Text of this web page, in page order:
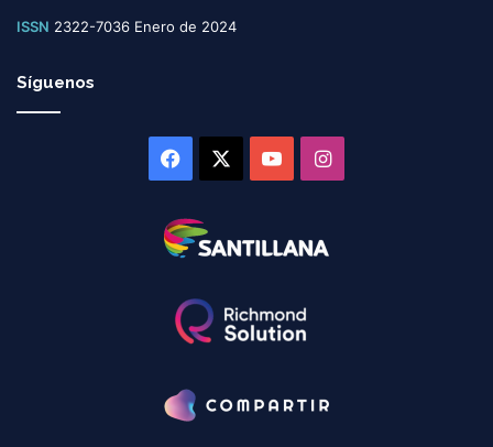
ISSN 2322-7036 Enero de 2024
Síguenos
Facebook YouTubeInstagram